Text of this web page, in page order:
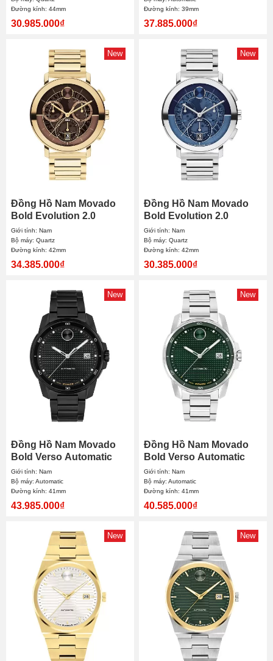
Đường kính: 44mm
30.985.000₫
Đường kính: 39mm
37.885.000₫
New
Đồng Hồ Nam Movado
Bold Evolution 2.0
Chronograph 3601265
42mm
Giới tính: Nam
Bộ máy: Quartz
Đường kính: 42mm
34.385.000₫
New
Đồng Hồ Nam Movado
Bold Evolution 2.0
3601299 42mm
Giới tính: Nam
Bộ máy: Quartz
Đường kính: 42mm
30.385.000₫
New
Đồng Hồ Nam Movado
Bold Verso Automatic
3600966 41mm
Giới tính: Nam
Bộ máy: Automatic
Đường kính: 41mm
43.985.000₫
New
Đồng Hồ Nam Movado
Bold Verso Automatic
3600962 41mm
Giới tính: Nam
Bộ máy: Automatic
Đường kính: 41mm
40.585.000₫
New New